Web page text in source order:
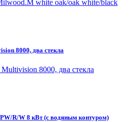
8000, два стекла
R/W 8 кВт (с водяным контуром)